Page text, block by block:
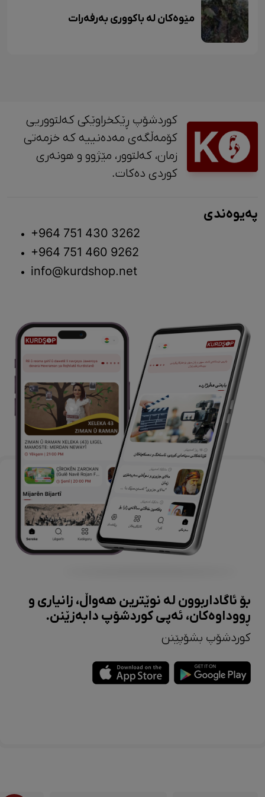
مێوەکان لە باکووری بەرفەرات
کوردشۆپ ڕێکخراوێکی کەلتووریی
کۆمەڵگەی مەدەنییە کە خزمەتی
زمان، کەلتوور، مێژوو و ‎هونەری
کوردی دەکات.
پەیوەندی
+964 751 430 3262
+964 751 460 9262
info@kurdshop.net
بۆ ئاگاداربوون لە نوێترین هەواڵ، زانیاری و
ڕووداوەکان، ئەپی کوردشۆپ دابەزێنن.
کوردشۆپ بشۆپێنن